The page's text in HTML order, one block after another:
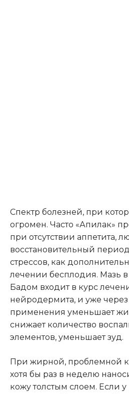
Спектр болезней, при
огромен. Часто «Апилак»
при отсутствии аппетита,
восстановительный
стрессов, как
лечении бесплодия. Мазь
Бадом входит в курс
нейродермита, и уже
применения уменьшает
снижает количество
элементов, уменьшает зуд.
При жирной, проблемной
хотя бы раз в неделю
кожу толстым слоем. Если